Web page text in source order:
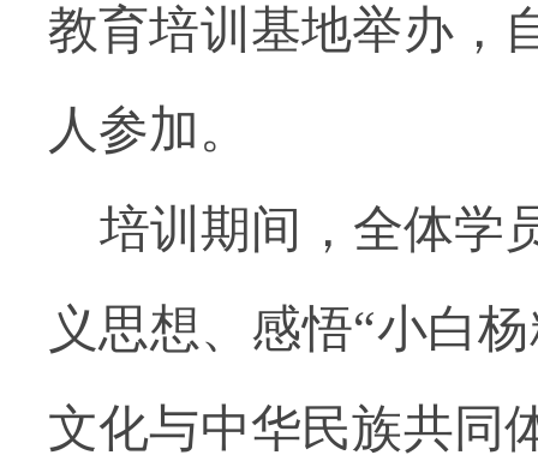
教育培训基地举办，
人参加。
培训期间，全体学
义思想、感悟“小白
文化与中华民族共同